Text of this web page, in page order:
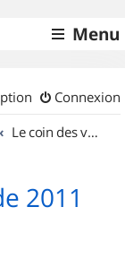
Menu
Connexion
Le coin des vidéastes
2011